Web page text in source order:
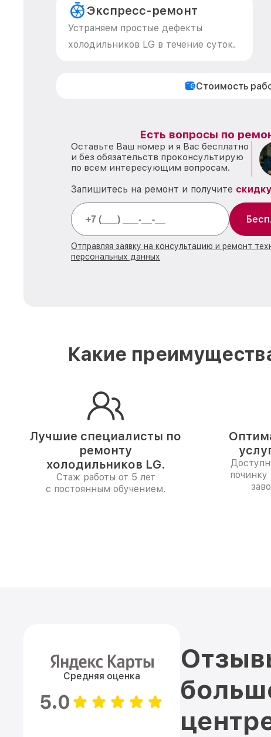
Экспресс-ремонт
Устраняем простые дефекты
холодильников LG в течение суток.
Стоимость
Есть вопросы по
Оставьте Ваш номер и я Вас бесплатно
и без обязательств проконсультирую
по всем интересующим вопросам.
Запишитесь на ремонт и получите
Отправляя заявку на консультацию и ремонт
персональных данных
Какие
Лучшие специалисты по
ремонту
холодильников LG.
Стаж работы от 5 лет
с постоянным обучением.
Средняя оценка
5.0